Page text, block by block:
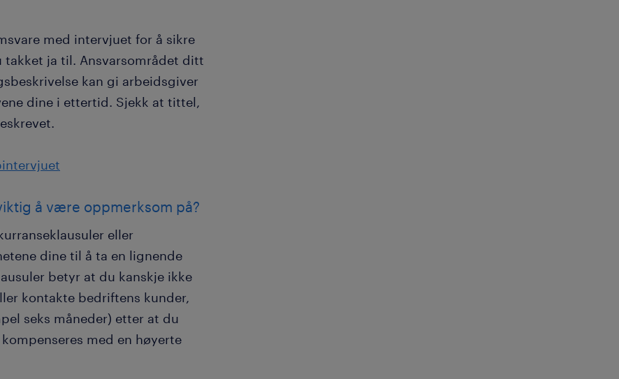
med intervjuet for å sikre
ja til. Ansvarsområdet ditt
kan gi arbeidsgiver
dine i ettertid. Sjekk at tittel,
å være oppmerksom på?
eller
dine til å ta en lignende
betyr at du kanskje ikke
kontakte bedriftens kunder,
seks måneder) etter at du
med en høyerte